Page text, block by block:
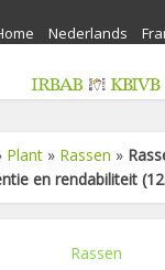
Nederlands
Plant » Rassen »
en rendabiliteit
Rassen